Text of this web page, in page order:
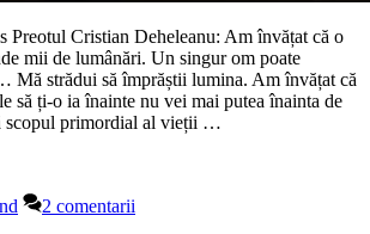
Preotul Cristian Deheleanu: Am învățat că o
mii de lumânări. Un singur om poate
Mă strădui să împrăștii lumina. Am învățat că
să ți-o ia înainte nu vei mai putea înainta de
primordial al vieții …
2 comentarii